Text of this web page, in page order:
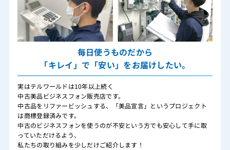
毎日使うものだから
「キレイ」で「安い」をお届けしたい。
実はテルワールドは10年以上続く
中古美品ビジネスフォン販売店です。
中古品をリファービッシュする、「美品宣言」というプロジェクト
は商標登録済みです。
中古のビジネスフォンを使うのが不安という方でも安心して手に取
っていただけるよう、
私たちの取り組みを少しだけご紹介します！